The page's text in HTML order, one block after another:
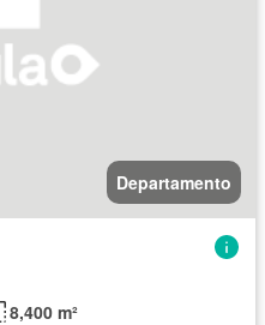
Departamento
8,400 m²